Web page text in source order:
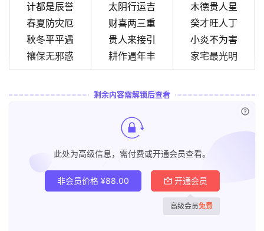
计都是辰誉
春夏防灾厄
秋冬平平遇
禳保无邪惑
太阴行运吉
财喜两三重
贵人来接引
耕作遇年丰
木德贵人星
癸才旺人丁
小炎不为害
家宅最光明
剩余内容需解锁后查看
此处为高级信息，需付费或开通会员查看。
非会员价格 ¥88.00 开通会员
高级会员免费